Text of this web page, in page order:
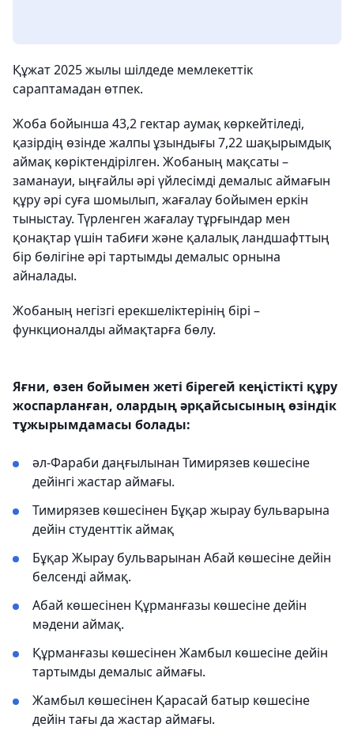
Құжат 2025 жылы шілдеде мемлекеттік
сараптамадан өтпек.
Жоба бойынша 43,2 гектар аумақ көркейтіледі,
қазірдің өзінде жалпы ұзындығы 7,22 шақырымдық
аймақ көріктендірілген. Жобаның мақсаты –
заманауи, ыңғайлы әрі үйлесімді демалыс аймағын
құру әрі суға шомылып, жағалау бойымен еркін
тыныстау. Түрленген жағалау тұрғындар мен
қонақтар үшін табиғи және қалалық ландшафттың
бір бөлігіне әрі тартымды демалыс орнына
айналады.
Жобаның негізгі ерекшеліктерінің бірі –
функционалды аймақтарға бөлу.
Яғни, өзен бойымен жеті бірегей кеңістікті құру
жоспарланған, олардың әрқайсысының өзіндік
тұжырымдамасы болады:
әл-Фараби даңғылынан Тимирязев көшесіне
дейінгі жастар аймағы.
Тимирязев көшесінен Бұқар жырау бульварына
дейін студенттік аймақ
Бұқар Жырау бульварынан Абай көшесіне дейін
белсенді аймақ.
Абай көшесінен Құрманғазы көшесіне дейін
мәдени аймақ.
Құрманғазы көшесінен Жамбыл көшесіне дейін
тартымды демалыс аймағы.
Жамбыл көшесінен Қарасай батыр көшесіне
дейін тағы да жастар аймағы.